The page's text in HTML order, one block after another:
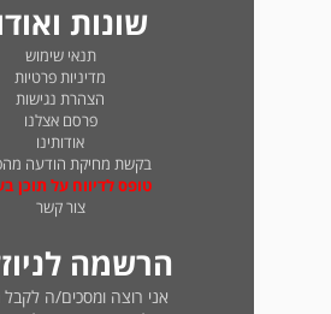
שונות
תנאי שימוש
מדיניות פרטיות
הצהרת נגישות
פרסם אצלנו
אודותינו
בקשת מחיקת הודעה
טופס לדיווח על תוכן
צור קשר
הרשמה
אני רוצה ומסכים/ה